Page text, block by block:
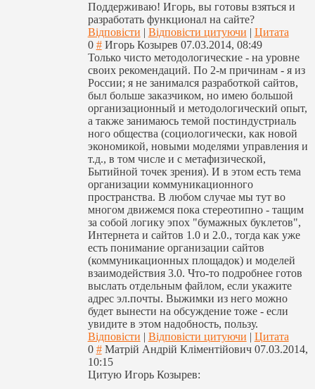
Поддерживаю! Игорь, вы готовы взяться и
разработать функционал на сайте?
Відповісти | Відповісти цитуючи | Цитата
0 # Игорь Козырев 07.03.2014, 08:49
Только чисто методологические - на уровне
своих рекомендаций. По 2-м причинам - я из
России; я не занимался разработкой сайтов,
был больше заказчиком, но имею большой
организационный и методологический опыт,
а также занимаюсь темой постиндустриаль
ного общества (социологически, как новой
экономикой, новыми моделями управления и
т.д., в том числе и с метафизической,
Бытийной точек зрения). И в этом есть тема
организации коммуникационного
пространства. В любом случае мы тут во
многом движемся пока стереотипно - тащим
за собой логику эпох "бумажных буклетов",
Интернета и сайтов 1.0 и 2.0., тогда как уже
есть понимание организации сайтов
(коммуникационных площадок) и моделей
взаимодействия 3.0. Что-то подробнее готов
выслать отдельным файлом, если укажите
адрес эл.почты. Выжимки из него можно
будет вынести на обсуждение тоже - если
увидите в этом надобность, пользу.
Відповісти | Відповісти цитуючи | Цитата
0 # Матрій Андрій Кліментійович 07.03.2014,
10:15
Цитую Игорь Козырев: